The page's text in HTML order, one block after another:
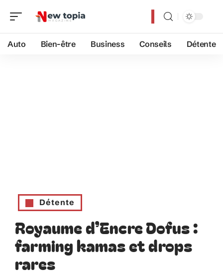
Auto Bien-être Business Conseils Détente
Détente
Royaume d’Encre Dofus :
farming kamas et drops
rares